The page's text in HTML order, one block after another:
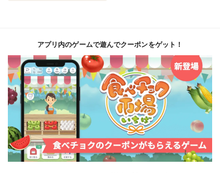
アプリ内のゲームで遊んでクーポンをゲット！